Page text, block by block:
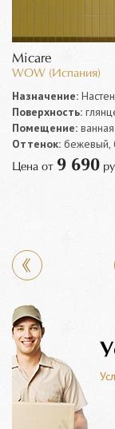
Micare
WOW (Испания)
Назначение:
Поверхность:
Помещение:
Оттенок: бежевый,
Цена от 9 690